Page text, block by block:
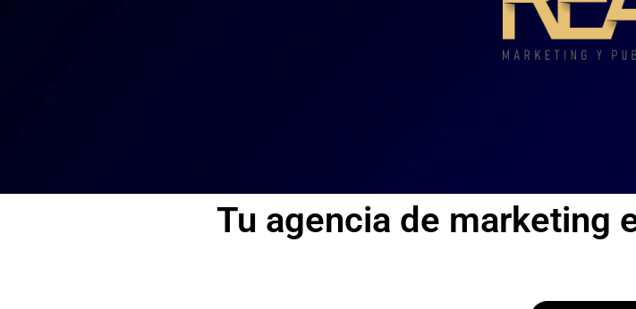
Tu agencia de marketing